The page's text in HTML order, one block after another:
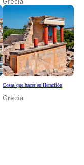
Cosas que hacer en Heraclión
Grecia